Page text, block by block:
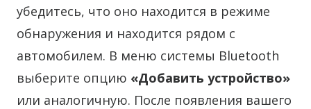
убедитесь, что оно находится в режиме
обнаружения и находится рядом с
автомобилем. В меню системы Bluetooth
выберите опцию «Добавить устройство»
или аналогичную. После появления вашего